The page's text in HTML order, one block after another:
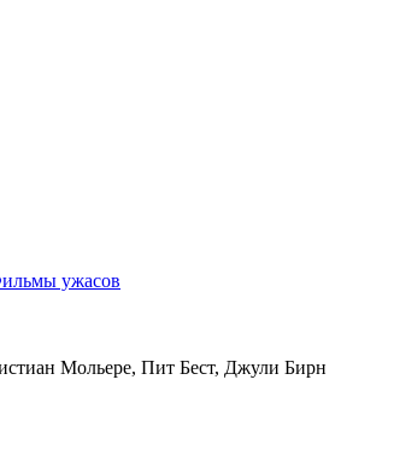
ужасов
Мольере, Пит Бест, Джули Бирн